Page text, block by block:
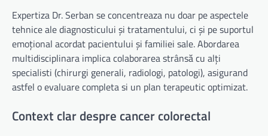
Expertiza Dr. Serban se concentreaza nu doar pe aspectele
tehnice ale diagnosticului și tratamentului, ci și pe suportul
emoțional acordat pacientului și familiei sale. Abordarea
multidisciplinara implica colaborarea strânsă cu alți
specialisti (chirurgi generali, radiologi, patologi), asigurand
astfel o evaluare completa si un plan terapeutic optimizat.
Context clar despre cancer colorectal